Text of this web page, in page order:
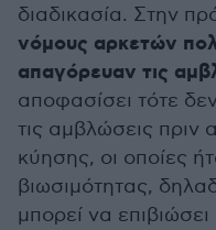
διαδικασία. Στην
νόμους αρκετών
απαγόρευαν τις
αποφασίσει τότε
τις αμβλώσεις πριν
κύησης, οι οποίες
βιωσιμότητας,
μπορεί να